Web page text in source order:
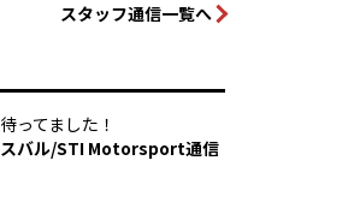
スタッフ通信一覧へ
待ってました！
スバル/STI Motorsport通信